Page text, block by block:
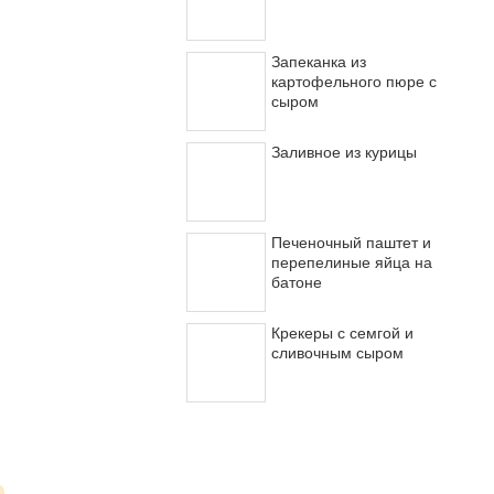
Запеканка из
картофельного пюре с
сыром
Заливное из курицы
Печеночный паштет и
перепелиные яйца на
батоне
Крекеры с семгой и
сливочным сыром